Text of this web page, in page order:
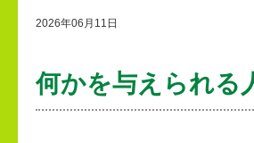
2026年06月11日
何かを与えられる